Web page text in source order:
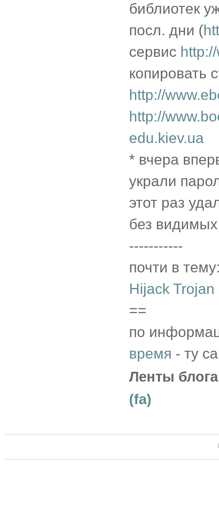
библиотек
посл. дни (
сервис
копировать
http://
http://
edu.kiev.ua
* вчера
украли
этот раз
без
-----------
почти в
Hijack Trojan
==
по
время - ту
Ленты
(fa)